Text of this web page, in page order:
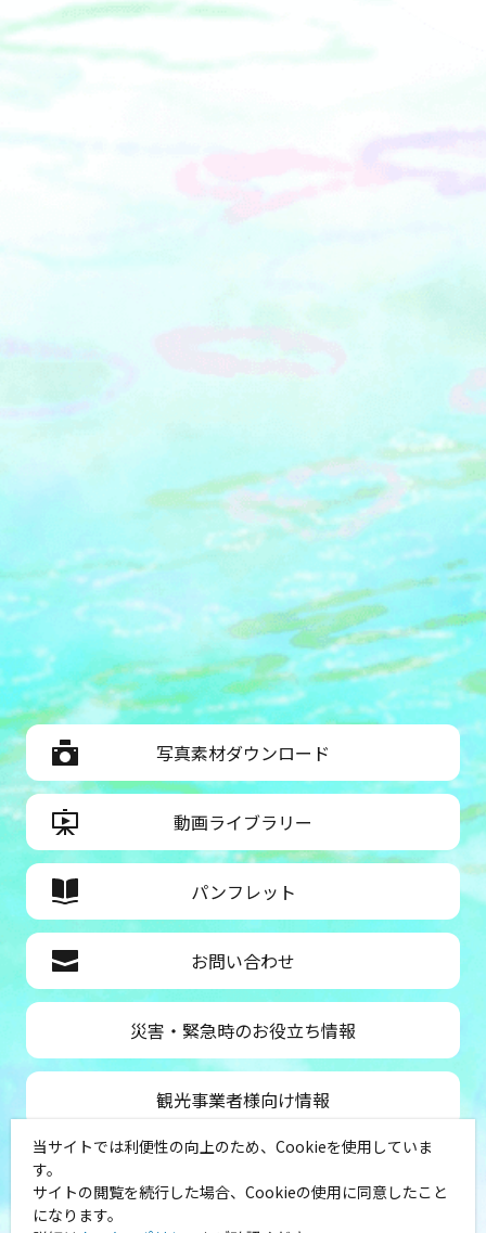
写真素材ダウンロード
動画ライブラリー
パンフレット
お問い合わせ
災害・緊急時のお役立ち情報
観光事業者様向け情報
公益社団法人神奈川県観光協会
〒231-8521
神奈川県横浜市中区山下町１
当サイトでは利便性の向上のため、Cookieを使用していま
す。
サイトの閲覧を続行した場合、Cookieの使用に同意したこと
になります。